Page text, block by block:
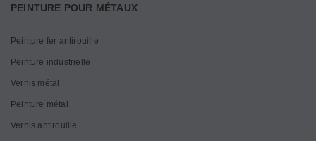
PEINTURE POUR MÉTAUX
Peinture fer antirouille
Peinture industrielle
Vernis métal
Peinture métal
Vernis antirouille